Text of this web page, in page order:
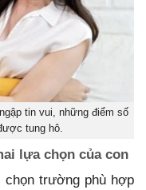
tin vui, những điểm số
tung hô.
lựa chọn của con
chọn trường phù hợp